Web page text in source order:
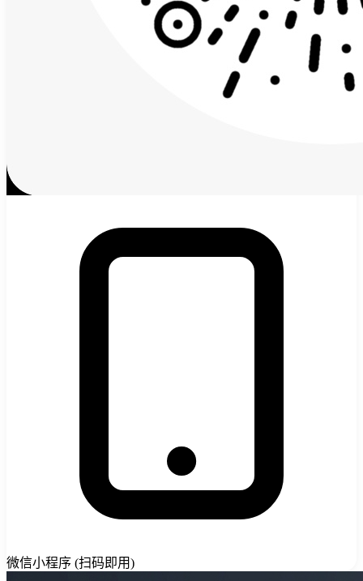
微信小程序 (扫码即用)